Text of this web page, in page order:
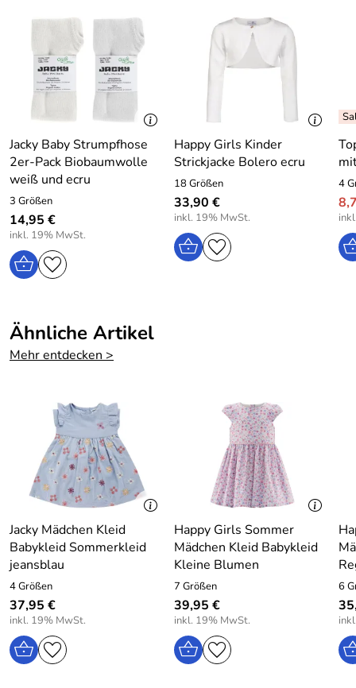
Material: 100% Baumwolle
Pflege: Waschbar bei 40 Grad
Hersteller: JACKY Baby- und Kindermoden GmbH, Ulmer
Straße 99, 72555 Metzingen, Germany, info@jacky.de
Jacky Baby Strumpfhose
2er-Pack Biobaumwolle
weiß und ecru
3 Größen
14,95 €
inkl. 19% MwSt.
Happy Girls Kinder
Strickjacke Bolero ecru
18 Größen
33,90 €
inkl. 19% MwSt.
4
Ähnliche Artikel
Mehr entdecken >
Jacky Mädchen Kleid
Babykleid Sommerkleid
jeansblau
4 Größen
37,95 €
inkl. 19% MwSt.
Happy Girls Sommer
Mädchen Kleid Babykleid
Kleine Blumen
7 Größen
39,95 €
inkl. 19% MwSt.
6